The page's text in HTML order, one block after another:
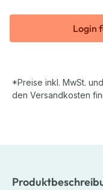
Login
*Preise inkl. MwSt.
den Versandkosten